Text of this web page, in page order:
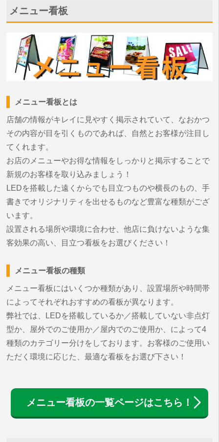
メニュー看板
メニュー看板とは
店舗の情報がキレイに見やすく掲示されていて、なおかつ
その内容が目を引くものであれば、自然とお客様が注目し
てくれます。
お店のメニューやお得な情報をしっかりと掲示することで
新規のお客様を取り込みましょう！
LEDを搭載した遠くからでも目立つものや横長のもの、手
書きでオリジナリティを出せるものなど豊富な種類がござ
います。
設置される場所や環境に合わせ、他店に負けないような集
客効果の高い、目立つ看板をお選びください！
メニュー看板の種類
メニュー看板にはいくつか種類があり、設置場所や時間帯
によってそれぞれおすすめの看板が異なります。
弊社では、LEDを搭載しているか／搭載していない非点灯
型か、屋外でのご使用か／屋内でのご使用か、によって4
種類のカテゴリー分けをしております。お客様のご使用い
ただく環境に応じた、最適な看板をお選び下さい！
メニュー看板の一覧ページはこちら！